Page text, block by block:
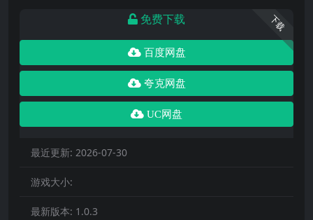
下载
免费下载
百度网盘
夸克网盘
UC网盘
最近更新: 2026-07-30
游戏大小:
最新版本: 1.0.3